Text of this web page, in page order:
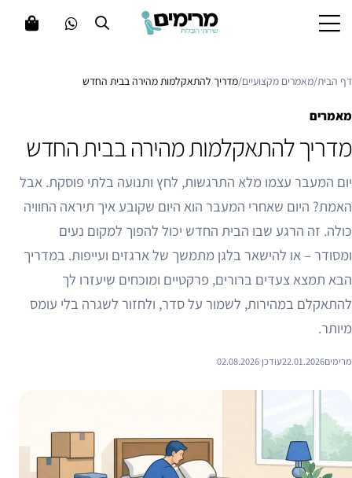
דף הבית/מאמרים מקצועיים/מדריך להתאקלמות מהירה בבית החדש
מאמרים
מדריך להתאקלמות מהירה בבית החדש
יום המעבר עצמו מלא התרגשות, לחץ ותנועה בלתי פוסקת. אבל
האמת? היום שאחרי המעבר הוא היום שקובע איך תיראה החוויה
כולה. זה הרגע שבו הבית החדש יכול להפוך למקום נעים
ומסודר – או להישאר בלגן מתמשך של ארגזים ועייפות. במדריך
הבא תמצא צעדים ברורים, פרקטיים ומוכחים שיעזרו לך
להתאקלם במהירות, לשמור על סדר, ולחזור לשגרה בלי עומס
מיותר.
מרימים22.01.2026עודכן 02.08.2026